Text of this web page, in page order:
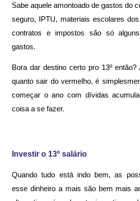
Sabe aquele amontoado de gastos do
seguro, IPTU, materiais escolares
contratos e impostos são só
gastos.
Bora dar destino certo pro 13º então?
quanto sair do vermelho, é
começar o ano com dívidas
coisa a se fazer.
Investir o 13º salário
Quando tudo está indo bem, as
esse dinheiro a mais são bem mais